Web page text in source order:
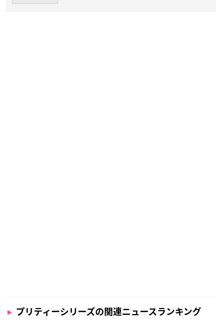
プリティーシリーズの関連ニュースランキング